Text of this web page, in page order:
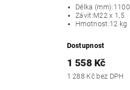
Délka (mm):1100
Závit:M22 x 1,5
Hmotnost:12 kg
Dostupnost
1 558 Kč
1 288 Kč bez DPH